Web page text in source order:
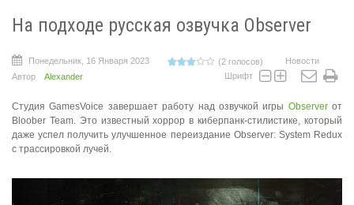
На подходе русская озвучка Observer
Понедельник, 16 Января 2023 (2 голосов)
Новости
Автор
Alexander Шрифт
Студия GamesVoice завершает работу над озвучкой игры Observerот
Bloober Team. Это известный хоррор в киберпанк-стилистике, который
даже успел получить улучшенное переиздание Observer: System Redux
с трассировкой лучей.